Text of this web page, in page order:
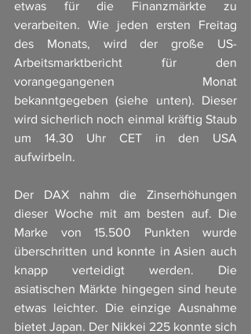
etwas für die Finanzmärkte zu
verarbeiten. Wie jeden ersten Freitag
des Monats, wird der große US-
Arbeitsmarktbericht für den
vorangegangenen Monat
bekanntgegeben (siehe unten). Dieser
wird sicherlich noch einmal kräftig Staub
um 14.30 Uhr CET in den USA
aufwirbeln.
Der DAX nahm die Zinserhöhungen
dieser Woche mit am besten auf. Die
Marke von 15.500 Punkten wurde
überschritten und konnte in Asien auch
knapp verteidigt werden. Die
asiatischen Märkte hingegen sind heute
etwas leichter. Die einzige Ausnahme
bietet Japan. Der Nikkei 225 konnte sich